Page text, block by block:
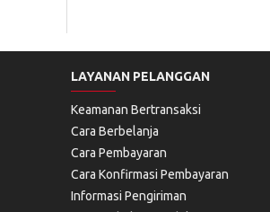
LAYANAN PELANGGAN
Keamanan Bertransaksi
Cara Berbelanja
Cara Pembayaran
Cara Konfirmasi Pembayaran
Informasi Pengiriman